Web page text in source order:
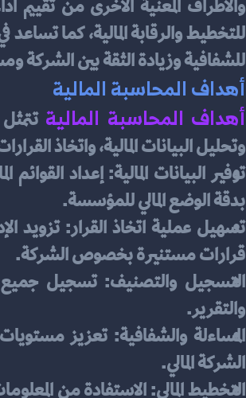
للشفافية وزيادة الثقة بين الشركة
أهداف المحاسبة المالية
أهداف المحاسبة المالية
وتحليل البيانات المالية، واتخاذ
بدقة الوضع المالي للمؤسسة.
قرارات مستنيرة بخصوص الشركة.
والتقرير.
الشركة المالي.